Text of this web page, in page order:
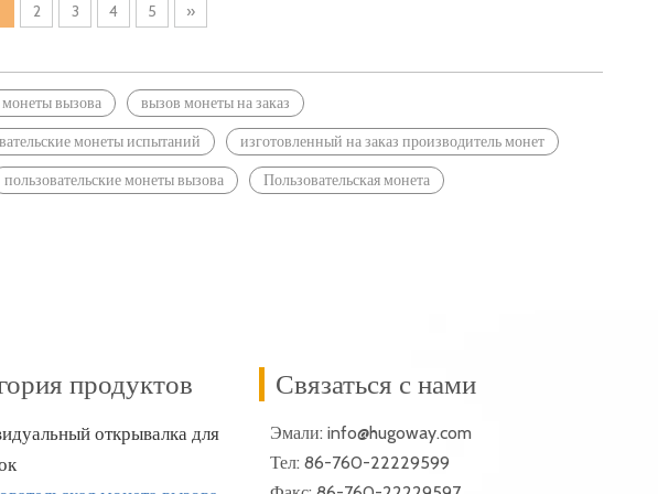
2 3 4 5 »
вызова
вызов монеты на заказ
монеты испытаний
изготовленный на заказ производитель монет
пользовательские монеты вызова Пользовательская монета
продуктов
открывалка для
Связаться с нами
Эмали: info@hugoway.com
Тел: 86-760-22229599